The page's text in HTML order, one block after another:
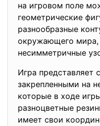
на игровом поле
геометрические
разнообразные
окружающего
несимметричные
Игра представляет
закрепленными на
которые в ходе
разноцветные
имеет свои